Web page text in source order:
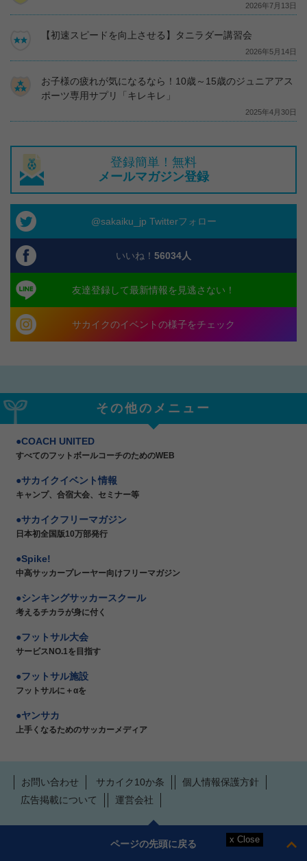
2026年7月13日
【初速スピードを向上させる】タニラダー講習会
2026年5月14日
お子様の疲れが気になるなら！10歳～15歳のジュニアアス
ポーツ専用サプリ「キレキレ」
2025年4月30日
登録簡単！無料
メールマガジン登録
@sakaiku_jp Twitterフォロー
いいね！ 56034人
友達登録して最新情報を見逃さない！
サカイクのイベントの様子をチェック
その他のメニュー
COACH UNITED
すべてのフットボールコーチのためのWEB
サカイクイベント情報
キャンプ、合宿大会、セミナー等
サカイクフリーマガジン
日本初全国版10万部発行
Spike!
中高サッカープレーヤー向けフリーマガジン
シンキングサッカースクール
考えるチカラが身に付く
フットサル大会
サービスNO.1を目指す
フットサル施設
フットサルに＋αを
ヤンサカ
上手くなるためのサッカーメディア
お問い合わせ サカイク10か条
個人情報保護方針
広告掲載について
運営会社
ページの先頭に戻る